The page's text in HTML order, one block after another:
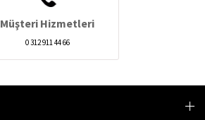
Müşteri Hizmetleri
0 312 911 44 66